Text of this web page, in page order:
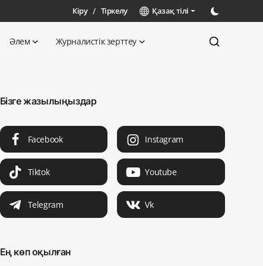
Кіру / Тіркелу Қазақ тілі
Әлем Журналистік зерттеу
Бізге жазылыңыздар
Facebook Instagram
Tiktok Youtube
Telegram Vk
Ең көп оқылған